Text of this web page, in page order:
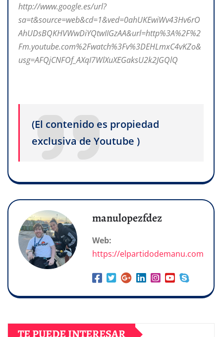
http://www.google.es/url?
sa=t&source=web&cd=1&ved=0ahUKEwiWv43Hv6rO
AhUDsBQKHVWwDiYQtwIIGzAA&url=http%3A%2F%2
Fm.youtube.com%2Fwatch%3Fv%3DEHLmxC4vKZo&
usg=AFQjCNFOf_AXqI7WlXuXEGaksU2k2JGQlQ
(El contenido es propiedad
exclusiva de Youtube )
manulopezfdez
Web:
https://elpartidodemanu.com